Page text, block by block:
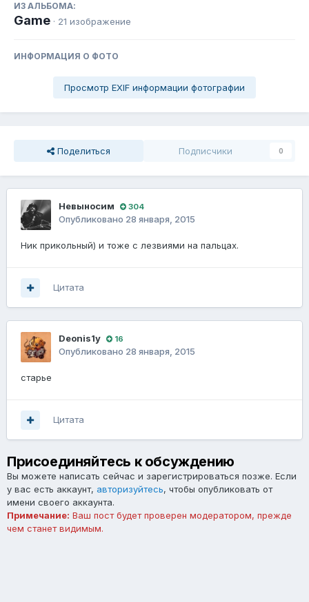
ИЗ АЛЬБОМА:
Game · 21 изображение
ИНФОРМАЦИЯ О ФОТО
Просмотр EXIF информации фотографии
Поделиться Подписчики 0
Невыносим 304
Опубликовано 28 января, 2015
Ник прикольный) и тоже с лезвиями на пальцах.
Цитата
Deonis1y 16
Опубликовано 28 января, 2015
старье
Цитата
Присоединяйтесь к обсуждению
Вы можете написать сейчас и зарегистрироваться позже. Если
у вас есть аккаунт, авторизуйтесь, чтобы опубликовать от
имени своего аккаунта.
Примечание: Ваш пост будет проверен модератором, прежде
чем станет видимым.